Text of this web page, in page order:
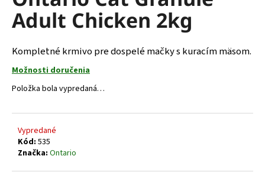
0,0
z
hviezdičiek.
Adult Chicken 2kg
Kompletné krmivo pre dospelé mačky s kuracím mäsom.
Možnosti doručenia
Položka bola vypredaná…
Vypredané
Kód: 535
Značka: Ontario
á
j
s
ť
?